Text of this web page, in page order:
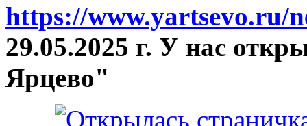
https://www.yartsevo.ru/
29.05.2025 г. У нас
Ярцево"